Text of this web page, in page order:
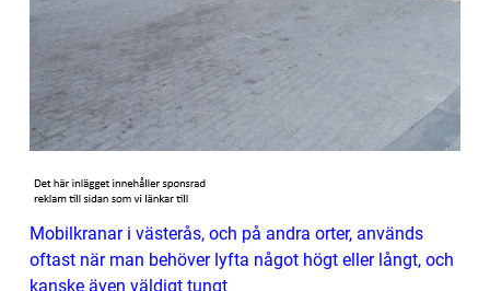
Mobilkranar i västerås, och på andra orter, används
oftast när man behöver lyfta något högt eller långt, och
kanske även väldigt tungt